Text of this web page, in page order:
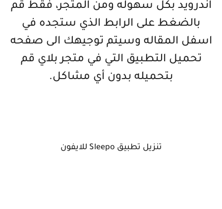
اندرويد بكل سهوله ومن المتجر، فقط قم
بالضغط على الرابط الذي ستجده في
اسفل المقاله وسيتم توجيهك الى صفحه
تحميل التطبيق التي في متجر بلاي قم
بتحميله بدون أي مشاكل.
تنزيل تطبيق Sleepo للايفون